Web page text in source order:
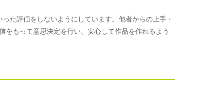
た評価をしないようにしています。他者からの上手・
もって意思決定を行い、安心して作品を作れるよう